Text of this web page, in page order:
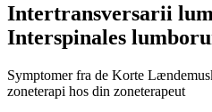
Intertransversarii
Interspinales
Symptomer fra de Korte
zoneterapi hos din zoneterapeut